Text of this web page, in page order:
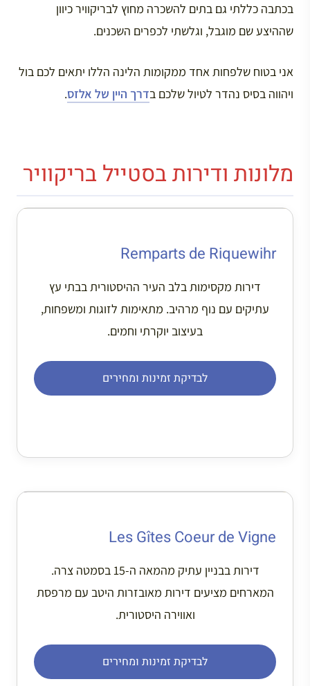
בכתבה כללתי גם בתים להשכרה מחוץ לבריקוויר כיוון
שההיצע שם מוגבל, וגלשתי לכפרים השכנים.
אני בטוח שלפחות אחד ממקומות הלינה הללו יתאים לכם בול
ויהווה בסיס נהדר לטיול שלכם בדרך היין של אלזס.
מלונות ודירות בסטייל בריקוויר
Remparts de Riquewihr
דירות מקסימות בלב העיר ההיסטורית בבתי עץ
עתיקים עם נוף מרהיב. מתאימות לזוגות ומשפחות,
בעיצוב יוקרתי וחמים.
לבדיקת זמינות ומחירים
Les Gîtes Coeur de Vigne
דירות בבניין עתיק מהמאה ה-15 בסמטה צרה.
המארחים מציעים דירות מאובזרות היטב עם מרפסת
ואווירה היסטורית.
לבדיקת זמינות ומחירים